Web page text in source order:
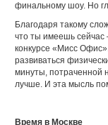
финальному шоу. Но
Благодаря такому
что ты имеешь
конкурсе «Мисс
развиваться
минуты, потраченной
лучше. И эта мысль
Время в Москве